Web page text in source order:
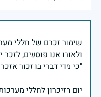
שימור זכרם של חללי
יום הזיכרון לחללי